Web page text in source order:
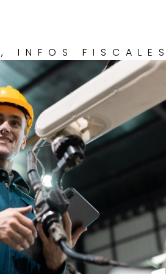
, INFOS